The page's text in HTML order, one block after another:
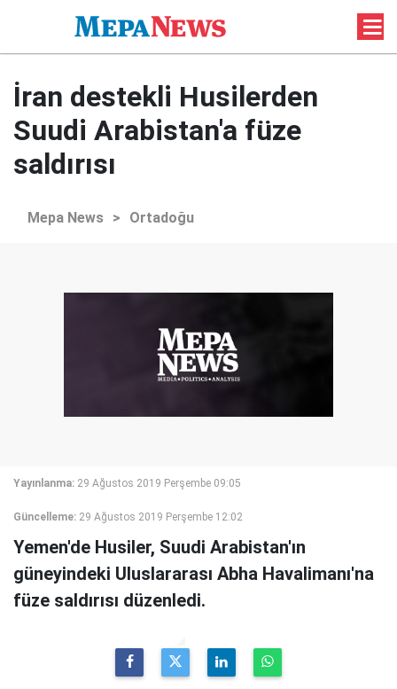
İran destekli Husilerden
Suudi Arabistan'a füze
saldırısı
Mepa News > Ortadoğu
Yayınlanma: 29 Ağustos 2019 Perşembe 09:05
Güncelleme: 29 Ağustos 2019 Perşembe 12:02
Yemen'de Husiler, Suudi Arabistan'ın
güneyindeki Uluslararası Abha Havalimanı'na
füze saldırısı düzenledi.